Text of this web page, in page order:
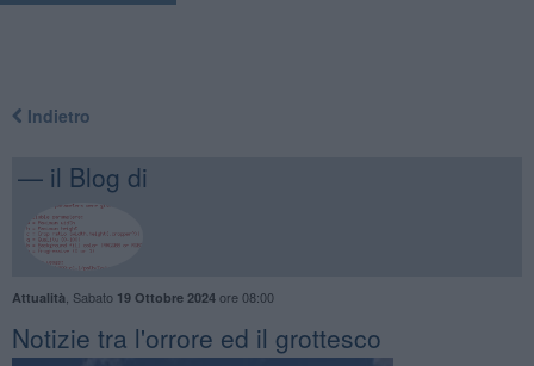
Indietro
— il Blog di
Attualità Sabato 19 Ottobre 2024ore 08:00
Notizie tra l'orrore ed il grottesco